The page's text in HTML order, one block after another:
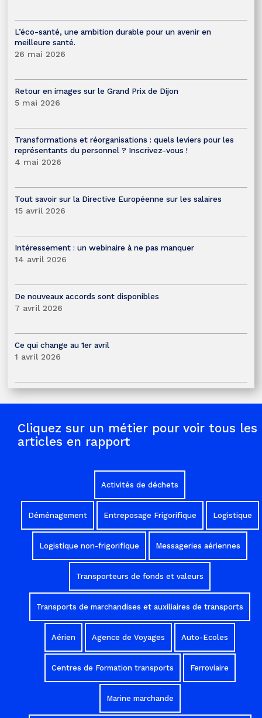
L’éco-santé, une ambition durable pour un avenir en
meilleure santé.
26 mai 2026
Retour en images sur le Grand Prix de Dijon
5 mai 2026
Transformations et réorganisations : quels leviers pour les
représentants du personnel ? Inscrivez-vous !
4 mai 2026
Tout savoir sur la Directive Européenne sur les salaires
15 avril 2026
Intéressement : un webinaire à ne pas manquer
14 avril 2026
De nouveaux accords sont disponibles
7 avril 2026
Ce qui change au 1er avril
1 avril 2026
Cliquez sur un métier pour voir tous les
articles en rapport
Activités de déchets
Déménagement Entreposage Frigorifique Logistique
Logistique non-frigorifique Messageries aériennes
Transporteurs de fonds et valeurs
Transports de marchandises et auxiliaires de transports
Aérien Agence de Voyages Auto-Ecoles
Centres de Formation transports Ferroviaire
Marine marchande